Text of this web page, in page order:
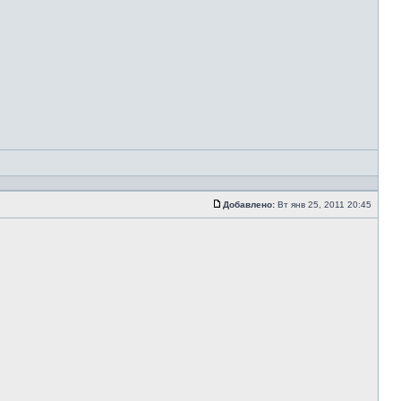
Добавлено: Вт янв 25, 2011 20:45